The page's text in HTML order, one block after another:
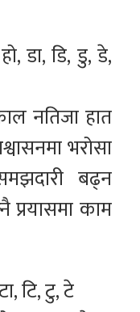
डा, डि, डु, डे,
नतिजा हात
भरोसा
बढ्न
काम
टि, टु, टे